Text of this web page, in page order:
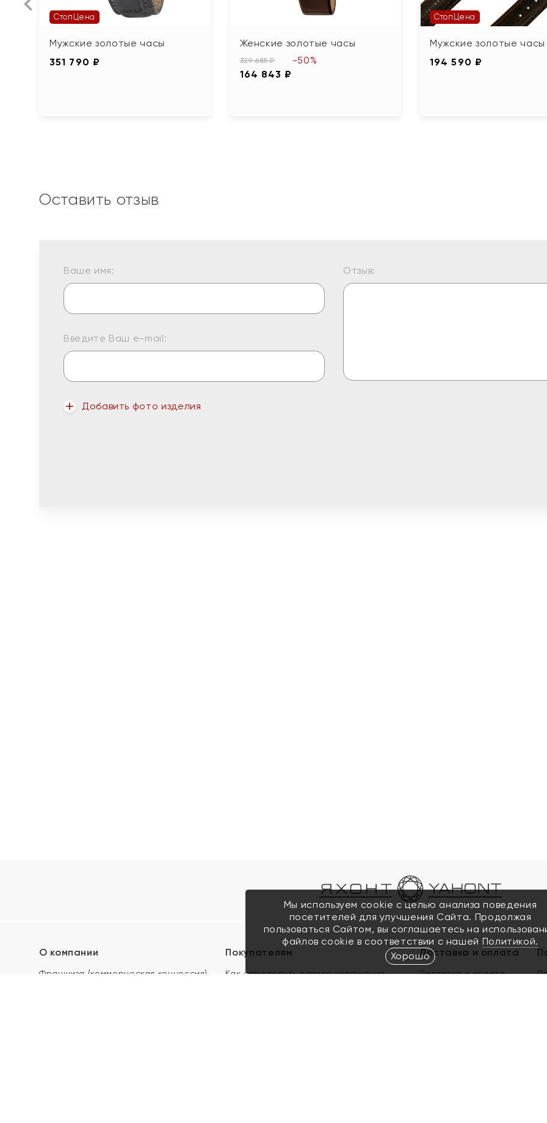
СтопЦена
Мужские золотые часы
351 790 ₽
Женские золотые часы
329 685 ₽
164 843 ₽
-50%
СтопЦена
Мужские золотые часы
194 590 ₽
Оставить отзыв
Ваше имя:
Введите Ваш e-mail:
Добавить фото изделия
Отзыв:
О компании
Франшиза (коммерческая концессия)
Покупателям
Как определить размер украшения
Доставка и оплата
Доставка и оплата
Мы используем cookie с целью анализа поведения
посетителей для улучшения Сайта. Продолжая
пользоваться Сайтом, вы соглашаетесь на
файлов cookie в соответствии с нашей Политикой.
Хорошо